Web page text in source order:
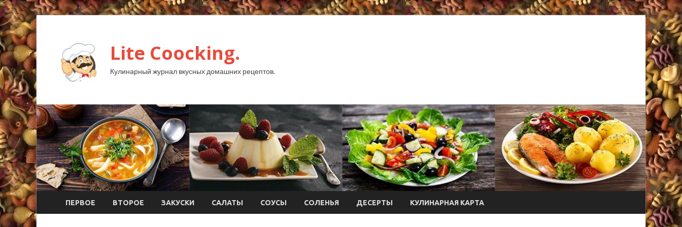
Lite Coocking.
Кулинарный журнал вкусных домашних рецептов.
ПЕРВОЕ ВТОРОЕ ЗАКУСКИ САЛАТЫ СОУСЫ СОЛЕНЬЯ ДЕСЕРТЫ КУЛИНАРНАЯ КАРТА